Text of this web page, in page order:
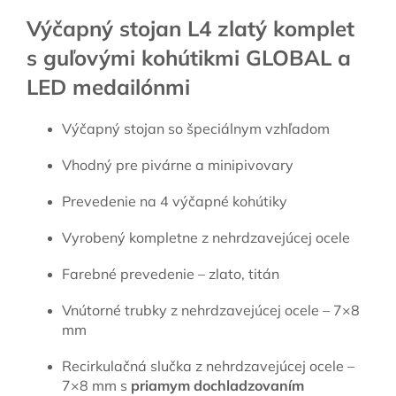
Výčapný stojan L4 zlatý komplet
s guľovými kohútikmi GLOBAL a
LED medailónmi
Výčapný stojan so špeciálnym vzhľadom
Vhodný pre pivárne a minipivovary
Prevedenie na 4 výčapné kohútiky
Vyrobený kompletne z nehrdzavejúcej ocele
Farebné prevedenie – zlato, titán
Vnútorné trubky z nehrdzavejúcej ocele – 7×8
mm
Recirkulačná slučka z nehrdzavejúcej ocele –
7×8 mm s priamym dochladzovaním